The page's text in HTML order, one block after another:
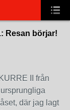
Resan börjar!
II från
där jag lagt